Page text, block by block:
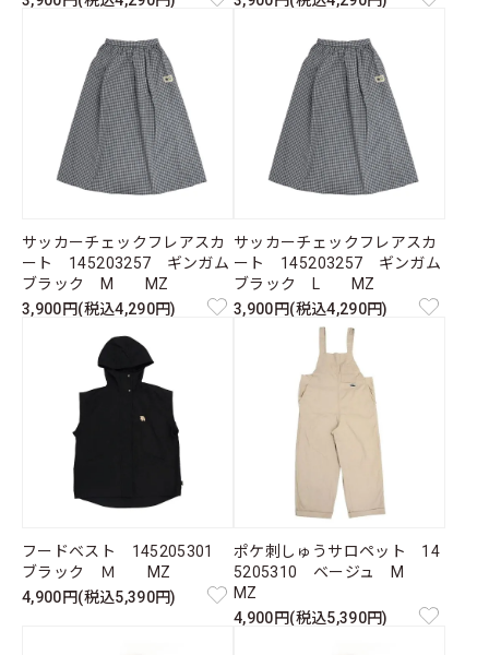
サッカーチェックフレアスカ
ート 145203257 ギンガム
ブラック M MZ
3,900円(税込4,290円)
サッカーチェックフレアスカ
ート 145203257 ギンガム
ブラック L MZ
3,900円(税込4,290円)
フードベスト 145205301
ブラック Ｍ MZ
4,900円(税込5,390円)
ポケ刺しゅうサロペット 14
5205310 ベージュ M
MZ
4,900円(税込5,390円)